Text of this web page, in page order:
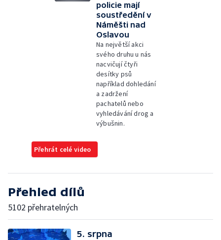
policie mají
soustředění v
Náměšti nad
Oslavou
Na největší akci
svého druhu u nás
nacvičují čtyři
desítky psů
například dohledání
a zadržení
pachatelů nebo
vyhledávání drog a
výbušnin.
Přehrát celé video
Přehled dílů
5102 přehratelných
5. srpna